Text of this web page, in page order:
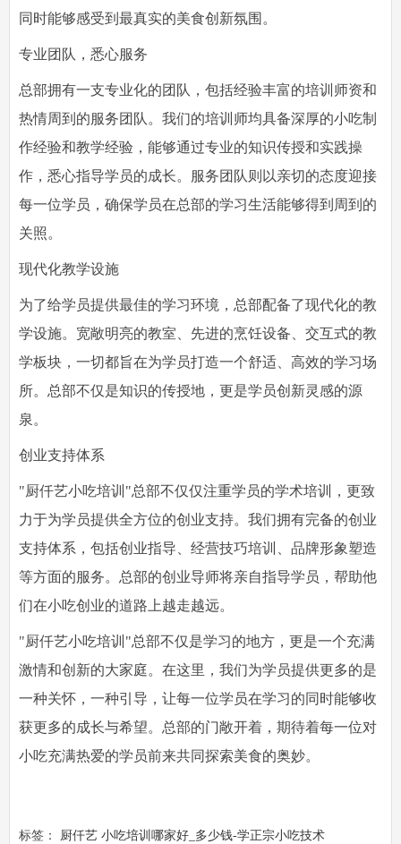
同时能够感受到最真实的美食创新氛围。
专业团队，悉心服务
总部拥有一支专业化的团队，包括经验丰富的培训师资和
热情周到的服务团队。我们的培训师均具备深厚的小吃制
作经验和教学经验，能够通过专业的知识传授和实践操
作，悉心指导学员的成长。服务团队则以亲切的态度迎接
每一位学员，确保学员在总部的学习生活能够得到周到的
关照。
现代化教学设施
为了给学员提供最佳的学习环境，总部配备了现代化的教
学设施。宽敞明亮的教室、先进的烹饪设备、交互式的教
学板块，一切都旨在为学员打造一个舒适、高效的学习场
所。总部不仅是知识的传授地，更是学员创新灵感的源
泉。
创业支持体系
"厨仟艺小吃培训"总部不仅仅注重学员的学术培训，更致
力于为学员提供全方位的创业支持。我们拥有完备的创业
支持体系，包括创业指导、经营技巧培训、品牌形象塑造
等方面的服务。总部的创业导师将亲自指导学员，帮助他
们在小吃创业的道路上越走越远。
"厨仟艺小吃培训 "总部不仅是学习的地方，更是一个充满
激情和创新的大家庭。在这里，我们为学员提供更多的是
一种关怀，一种引导，让每一位学员在学习的同时能够收
获更多的成长与希望。总部的门敞开着，期待着每一位对
小吃充满热爱的学员前来共同探索美食的奥妙。
标签： 厨仟艺 小吃培训哪家好_多少钱-学正宗小吃技术